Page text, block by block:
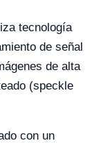
tecnología
de señal
de alta
(speckle
con un